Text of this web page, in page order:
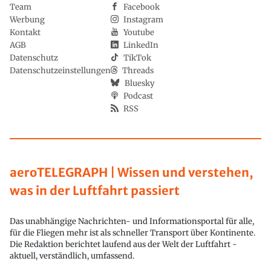
aeroTELEGRAPH | Wissen und verstehen,
was in der Luftfahrt passiert
Das unabhängige Nachrichten- und Informationsportal für alle,
für die Fliegen mehr ist als schneller Transport über Kontinente.
Die Redaktion berichtet laufend aus der Welt der Luftfahrt -
aktuell, verständlich, umfassend.
Team
Werbung
Kontakt
AGB
Datenschutz
Datenschutzeinstellungen
Facebook
Instagram
Youtube
LinkedIn
TikTok
Threads
Bluesky
Podcast
RSS